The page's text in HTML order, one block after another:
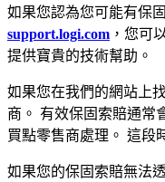
如果您認為您可能有保
support.logi.com ，您可
提供寶貴的技術幫助。
如果您在我們的網站上
商。 有效保固索賠通常
買點零售商處理。 這段
如果您的保固索賠無法